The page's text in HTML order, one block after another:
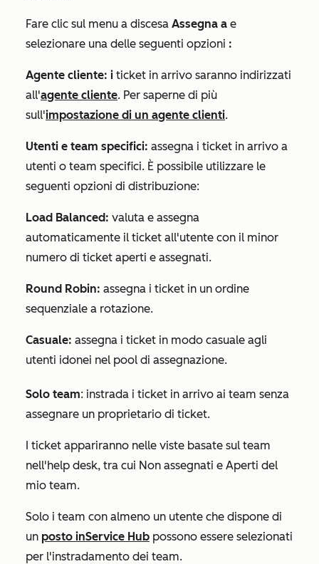
Fare clic sul menu a discesa Assegna a e
selezionare una delle seguenti opzioni :
Agente cliente: i ticket in arrivo saranno indirizzati
all'agente cliente. Per saperne di più
sull'impostazione di un agente clienti.
Utenti e team specifici: assegna i ticket in arrivo a
utenti o team specifici. È possibile utilizzare le
seguenti opzioni di distribuzione:
Load Balanced: valuta e assegna
automaticamente il ticket all'utente con il minor
numero di ticket aperti e assegnati.
Round Robin: assegna i ticket in un ordine
sequenziale a rotazione.
Casuale: assegna i ticket in modo casuale agli
utenti idonei nel pool di assegnazione.
Solo team: instrada i ticket in arrivo ai team senza
assegnare un proprietario di ticket.
I ticket appariranno nelle viste basate sul team
nell'help desk, tra cui Non assegnati e Aperti del
mio team.
Solo i team con almeno un utente che dispone di
un posto inService Hub possono essere selezionati
per l'instradamento dei team.